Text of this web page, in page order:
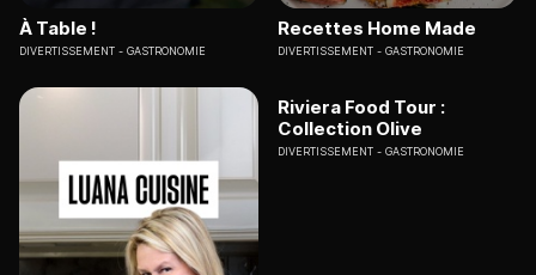
À Table !
DIVERTISSEMENT GASTRONOMIE
Recettes Home Made
DIVERTISSEMENT GASTRONOMIE
Riviera Food Tour :
Collection Olive
DIVERTISSEMENT GASTRONOMIE